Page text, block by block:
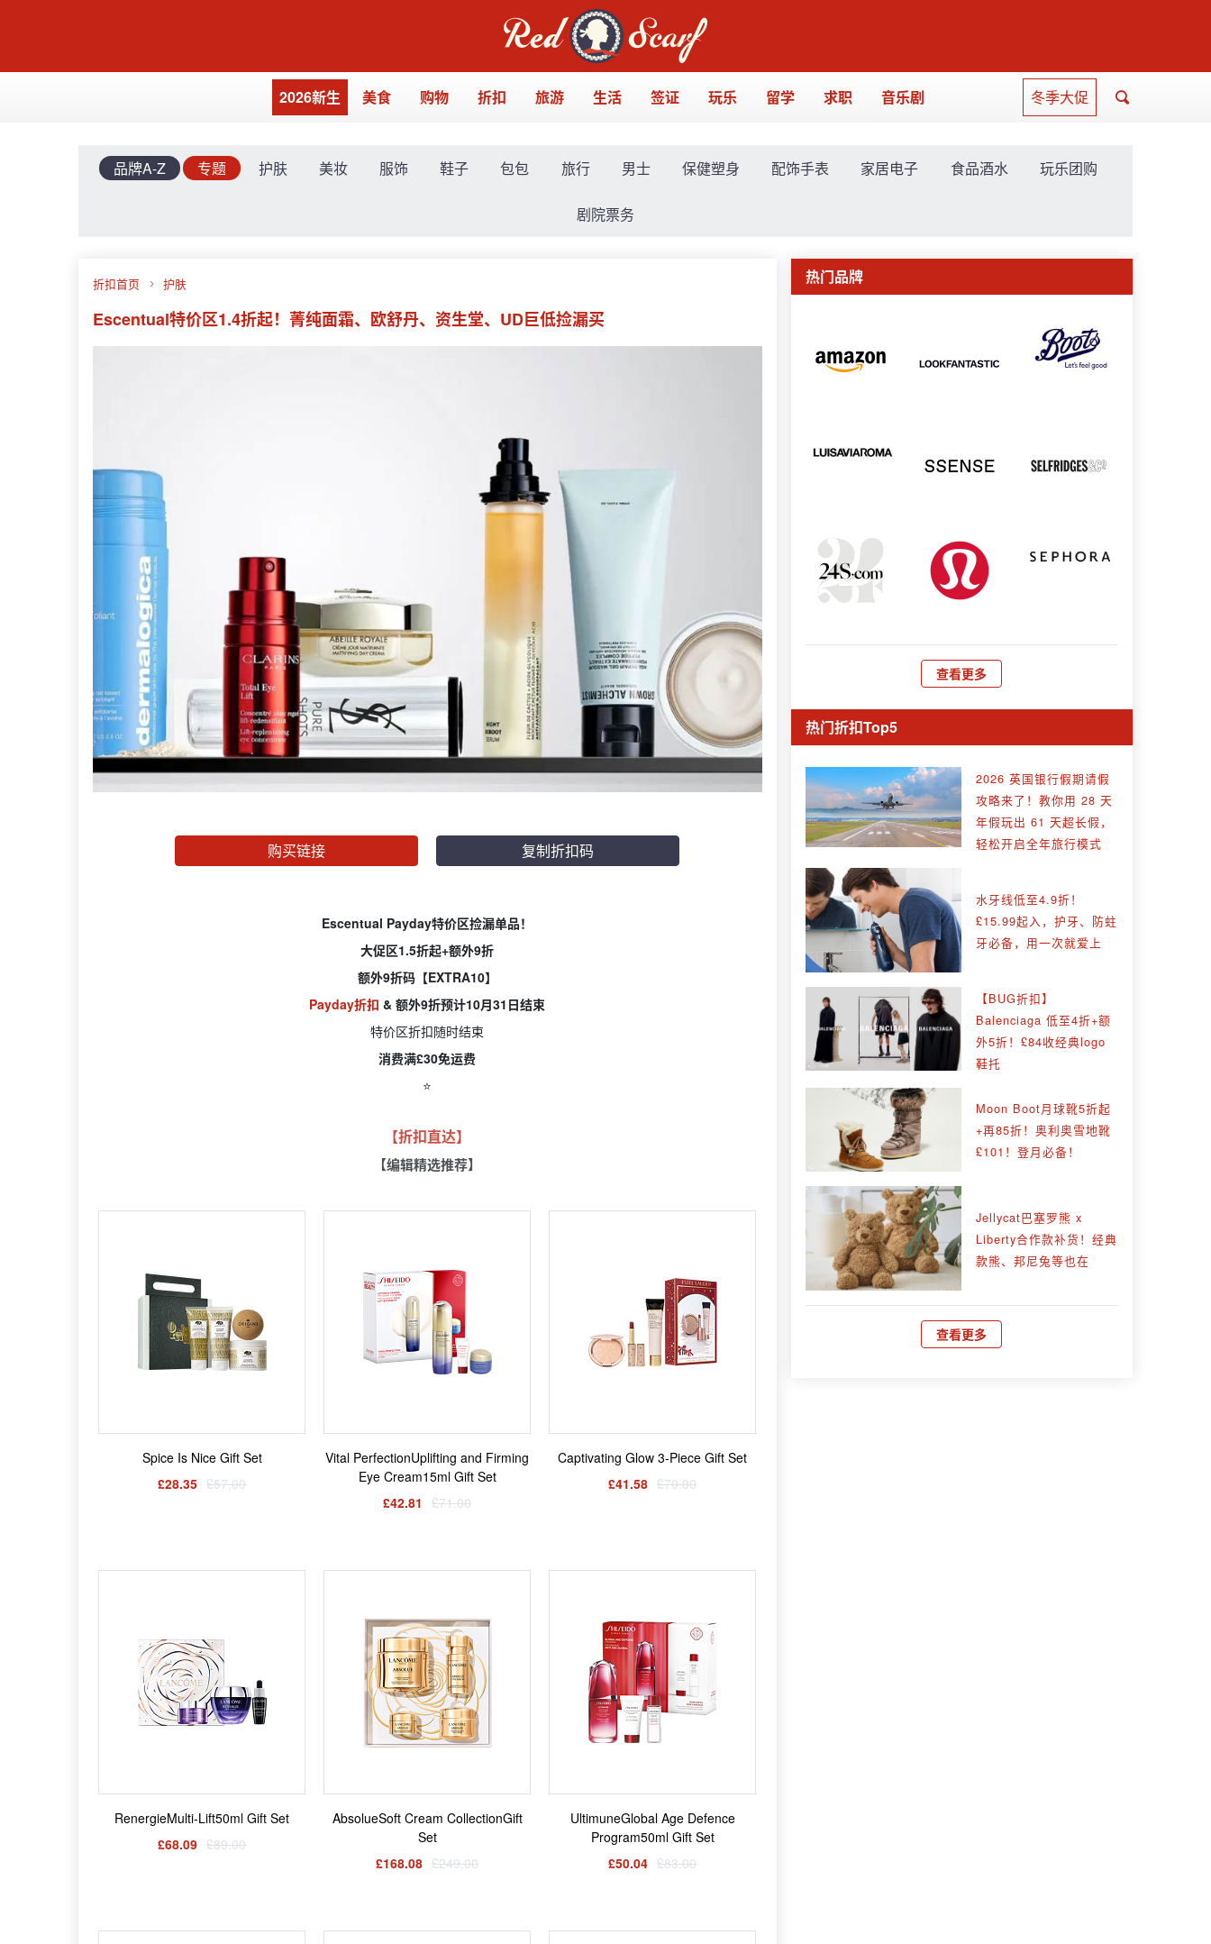
2026新生 美食 购物 折扣 旅游 生活 签证 玩乐 留学 求职 音乐剧 冬季大促
品牌A-Z 专题 护肤 美妆 服饰 鞋子 包包 旅行 男士 保健塑身 配饰手表 家居电子 食品酒水 玩乐团购
剧院票务
折扣首页 护肤
Escentual特价区1.4折起！菁纯面霜、欧舒丹、资生堂、UD巨低捡漏买
购买链接 复制折扣码
Escentual Payday特价区捡漏单品！
大促区1.5折起+额外9折
额外9折码【EXTRA10】
Payday折扣& 额外9折预计10月31日结束
特价区折扣随时结束
消费满£30免运费
⭐️
【折扣直达】
【编辑精选推荐】
Spice Is Nice Gift Set
£28.35 £57.00
Vital PerfectionUplifting and Firming
Eye Cream15ml Gift Set
£42.81
£71.00
Captivating Glow 3-Piece Gift Set
£41.58 £70.00
RenergieMulti-Lift50ml Gift Set
£68.09 £89.00
AbsolueSoft Cream CollectionGift
Set
£168.08 £249.00
UltimuneGlobal Age Defence
Program50ml Gift Set
£50.04 £83.00
热门品牌
查看更多
热门折扣Top5
2026 英国银行假期请假
攻略来了！教你用 28 天
年假玩出 61 天超长假，
轻松开启全年旅行模式
水牙线低至4.9折！
£15.99起入，护牙、防蛀
牙必备，用一次就爱上
【BUG折扣】
Balenciaga 低至4折+额
外5折！£84收经典logo
鞋托
Moon Boot月球靴5折起
+再85折！奥利奥雪地靴
£101！登月必备！
Jellycat巴塞罗熊 x
Liberty合作款补货！经典
款熊、邦尼兔等也在
查看更多